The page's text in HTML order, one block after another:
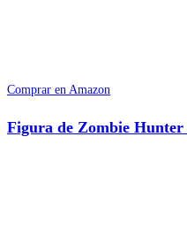
Comprar en Amazon
Figura de Zombie